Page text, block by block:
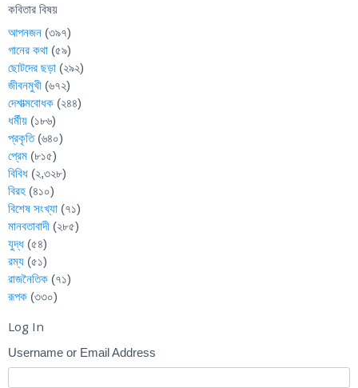
কবিতার বিষয়
আপনজন (৩৯৭)
গানের কথা (৫৯)
ছোটদের ছড়া (২৯২)
জীবনমুখী (৬৭২)
দেশাত্মবোধক (২৪৪)
ধর্মীয় (১৮৬)
প্রকৃতি(৬৪০)
প্রেম (৮১৫)
বিবিধ (২,৩২৮)
বিরহ (৪১০)
বিশেষ সংখ্যা (৭১)
মানবতাবাদী (২৮৫)
যুদ্ধ (৫৪)
রম্য (৫১)
রাজনৈতিক (৭১)
রূপক (৩৩০)
Log In
Username or Email Address